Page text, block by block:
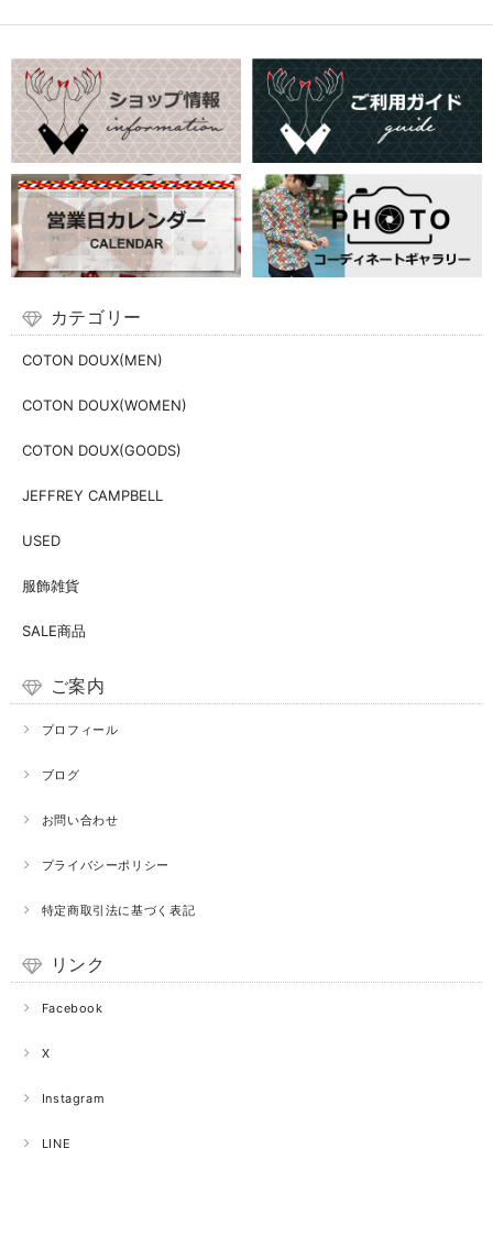
カテゴリー
COTON DOUX(MEN)
COTON DOUX(WOMEN)
COTON DOUX(GOODS)
JEFFREY CAMPBELL
USED
服飾雑貨
SALE商品
ご案内
プロフィール
ブログ
お問い合わせ
プライバシーポリシー
特定商取引法に基づく表記
リンク
Facebook
X
Instagram
LINE